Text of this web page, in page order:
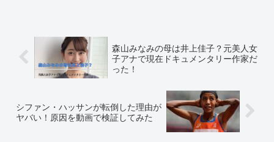
森山みなみの母は井上佳子？元美人女
子アナで現在ドキュメンタリー作家だ
った！
シファン・ハッサンが転倒した理由が
ヤバい！原因を動画で検証してみた